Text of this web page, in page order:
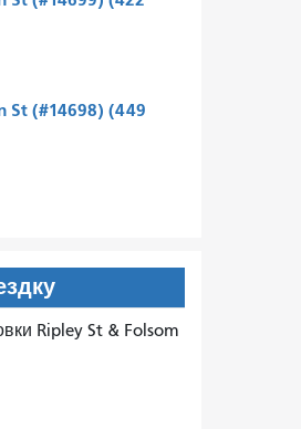
St (#14698) (449
Ripley St & Folsom